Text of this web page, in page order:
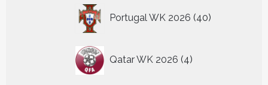
Portugal WK 2026 40
producten
Qatar WK 2026 4
producten